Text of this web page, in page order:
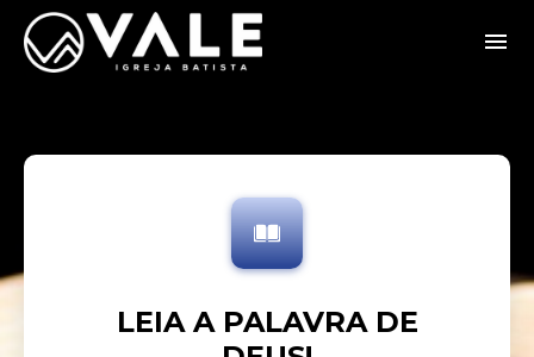
LEIA A PALAVRA DE